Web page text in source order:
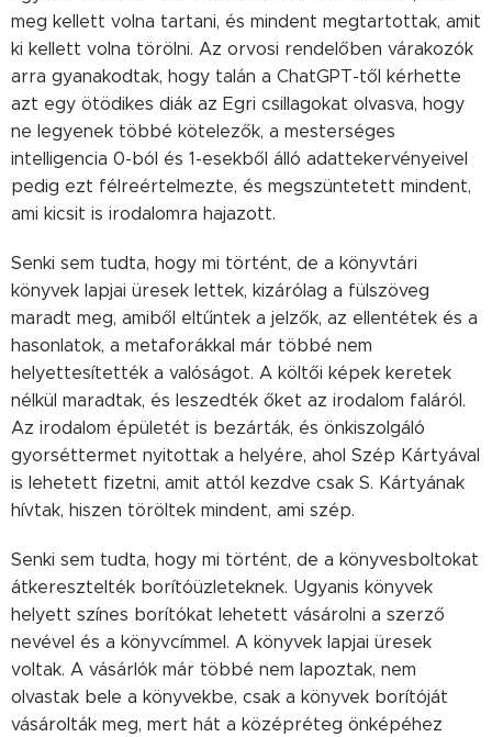
meg kellett volna tartani, és mindent megtartottak, amit
ki kellett volna törölni. Az orvosi rendelőben várakozók
arra gyanakodtak, hogy talán a ChatGPT-től kérhette
azt egy ötödikes diák az Egri csillagokat olvasva, hogy
ne legyenek többé kötelezők, a mesterséges
intelligencia 0-ból és 1-esekből álló adattekervényeivel
pedig ezt félreértelmezte, és megszüntetett mindent,
ami kicsit is irodalomra hajazott.
Senki sem tudta, hogy mi történt, de a könyvtári
könyvek lapjai üresek lettek, kizárólag a fülszöveg
maradt meg, amiből eltűntek a jelzők, az ellentétek és a
hasonlatok, a metaforákkal már többé nem
helyettesítették a valóságot. A költői képek keretek
nélkül maradtak, és leszedték őket az irodalom faláról.
Az irodalom épületét is bezárták, és önkiszolgáló
gyorséttermet nyitottak a helyére, ahol Szép Kártyával
is lehetett fizetni, amit attól kezdve csak S. Kártyának
hívtak, hiszen töröltek mindent, ami szép.
Senki sem tudta, hogy mi történt, de a könyvesboltokat
átkeresztelték borítóüzleteknek. Ugyanis könyvek
helyett színes borítókat lehetett vásárolni a szerző
nevével és a könyvcímmel. A könyvek lapjai üresek
voltak. A vásárlók már többé nem lapoztak, nem
olvastak bele a könyvekbe, csak a könyvek borítóját
vásárolták meg, mert hát a középréteg önképéhez